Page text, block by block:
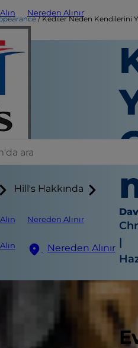
Nereden Alınır
Hill's Hakkında
Nereden Alınır
Nereden Alınır
Kediler Neden Kendilerini
|